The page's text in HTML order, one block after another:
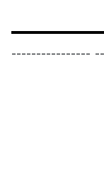
แถมยังต้องเริ่มกลั
เหนื่อย และใช้งบปร
----------------